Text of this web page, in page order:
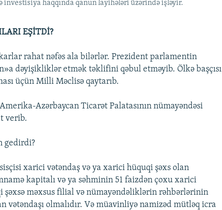
haqqında qanun layihələri üzərində işləyir.
EŞİTDİ?
rahat nəfəs ala bilərlər. Prezident parlamentin
dəyişikliklər etmək təklifini qəbul etməyib. Ölkə başçısı
üçün Milli Məclisə qaytarıb.
Azərbaycan Ticarət Palatasının nümayəndəsi
verib.
gedirdi?
xarici vətəndaş və ya xarici hüquqi şəxs olan
kapitalı və ya səhminin 51 faizdən çoxu xarici
şəxsə məxsus filial və nümayəndəliklərin rəhbərlərinin
vətəndaşı olmalıdır. Və müavinliyə namizəd mütləq icra